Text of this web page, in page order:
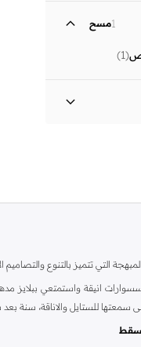
1مسح
(
1
)
المبهجة التي تتميز بالتنوع
انيقة واستمتعي ببلايز
سمعتها للستايل والاناقة،